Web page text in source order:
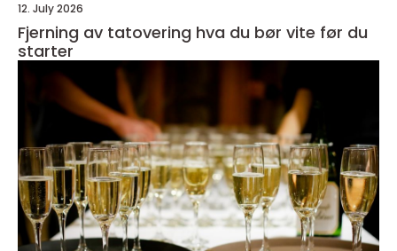
12. July 2026
Fjerning av tatovering hva du bør vite før du
starter